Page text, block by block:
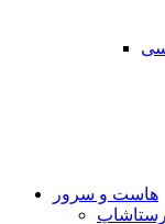
هاست و سرور